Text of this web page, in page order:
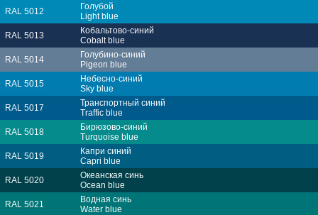
RAL 5012
Голубой
Light blue
RAL 5013
Кобальтово-синий
Cobalt blue
RAL 5014
Голубино-синий
Pigeon blue
RAL 5015
Небесно-синий
Sky blue
RAL 5017
Транспортный синий
Traffic blue
RAL 5018
Бирюзово-синий
Turquoise blue
RAL 5019
Капри синий
Capri blue
RAL 5020
Океанская синь
Ocean blue
RAL 5021
Водная синь
Water blue